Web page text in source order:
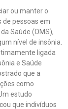
ou manter o
pessoas em
Saúde (OMS),
nível de insônia.
ligada
e Saúde
que a
como
estudo
que indivíduos